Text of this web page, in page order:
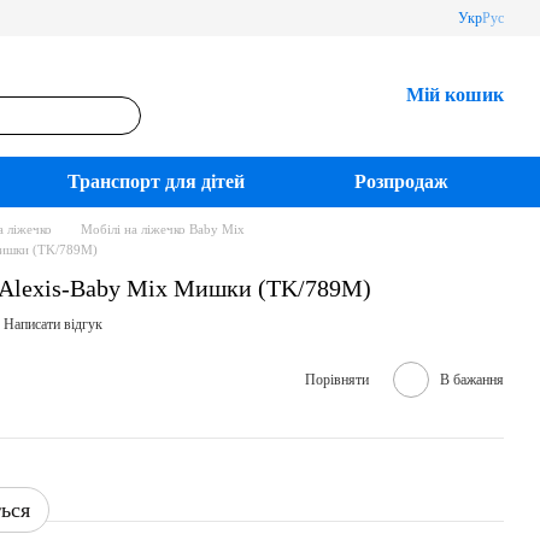
УкрРус
Мій кошик
Транспорт для дітей Розпродаж
ліжечко
Мобілі на ліжечко Baby Mix
(TK/789M)
Alexis-Baby Mix Мишки (TK/789M)
Написати відгук
Порівняти В бажання